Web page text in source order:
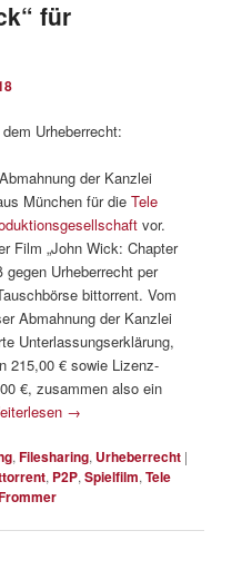
für
Urheberrecht:
der Kanzlei
München für dieTele
vor.
Film „John Wick: Chapter
gegen Urheberrecht per
bittorrent. Vom
Abmahnung der Kanzlei
Unterlassungserklärung,
215,00 € sowie Lizenz-
€, zusammen also ein
→
,Filesharing, Urheberrecht |
, P2P,Spielfilm,Tele